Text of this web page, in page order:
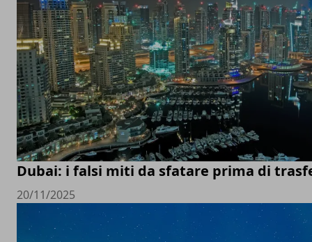
Dubai: i falsi miti da sfatare prima di
20/11/2025